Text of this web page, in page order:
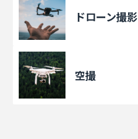
ドローン撮影
空撮